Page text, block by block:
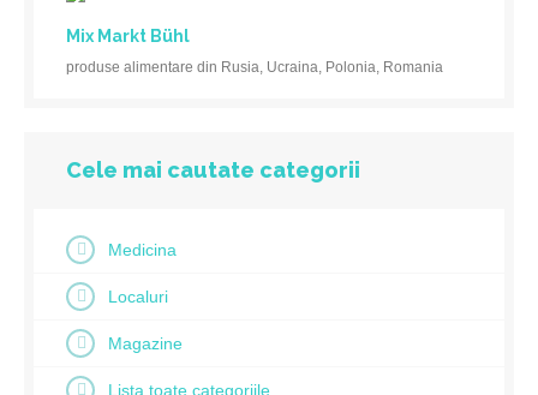
Mix Markt Bühl
produse alimentare din Rusia, Ucraina, Polonia, Romania
Cele mai cautate categorii
Medicina
Localuri
Magazine
Lista toate categoriile